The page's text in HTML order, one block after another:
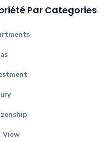
Par Categories
View